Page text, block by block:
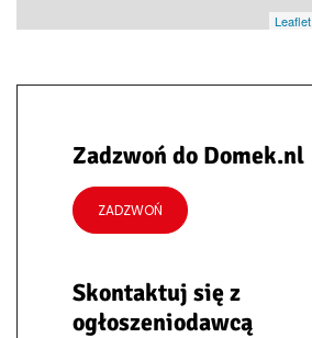
Leaflet
Zadzwoń do Domek.nl
ZADZWOŃ
Skontaktuj się z
ogłoszeniodawcą